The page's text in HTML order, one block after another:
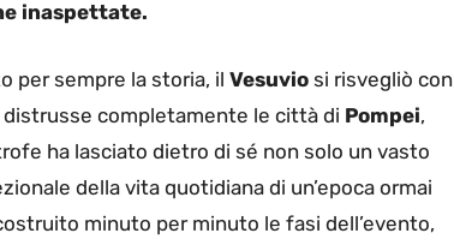
inaspettate.
per sempre la storia, il Vesuvio si risvegliò con
distrusse completamente le città di Pompei,
ha lasciato dietro di sé non solo un vasto
della vita quotidiana di un’epoca ormai
minuto per minuto le fasi dell’evento,